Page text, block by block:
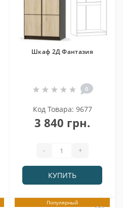
Шкаф 2Д Фантазия
0
Код Товара: 9677
3 840 грн.
- +
КУПИТЬ
Популярный